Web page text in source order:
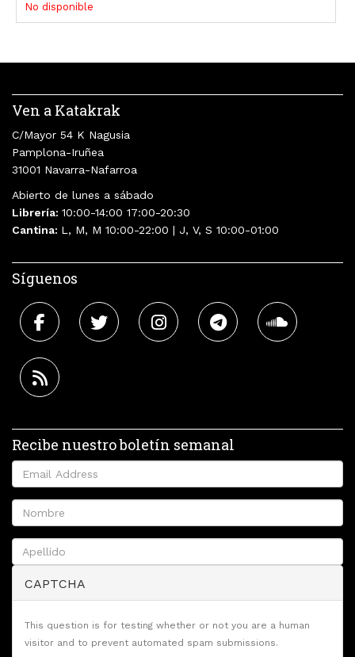
No disponible
Ven a Katakrak
C/Mayor 54 K Nagusia
Pamplona-Iruñea
31001 Navarra-Nafarroa
Abierto de lunes a sábado
Librería: 10:00-14:00 17:00-20:30
Cantina: L, M, M 10:00-22:00 | J, V, S 10:00-01:00
Síguenos
Recibe nuestro boletín semanal
CAPTCHA
This question is for testing whether or not you are a human
visitor and to prevent automated spam submissions.